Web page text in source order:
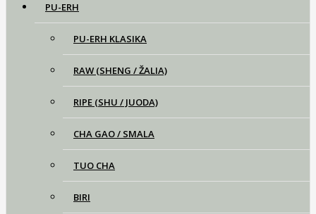
PU-ERH
PU-ERH KLASIKA
RAW (SHENG / ŽALIA)
RIPE (SHU / JUODA)
CHA GAO / SMALA
TUO CHA
BIRI